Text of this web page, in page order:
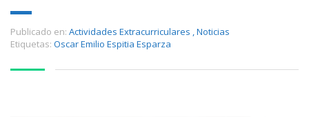
Publicado en: Actividades Extracurriculares ,Noticias
Etiquetas: Oscar Emilio Espitia Esparza